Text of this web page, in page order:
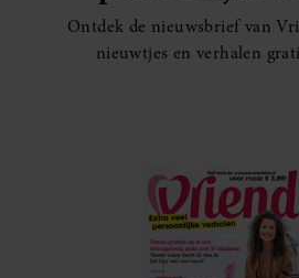
Ontdek de nieuwsbrief van
nieuwtjes en verhalen